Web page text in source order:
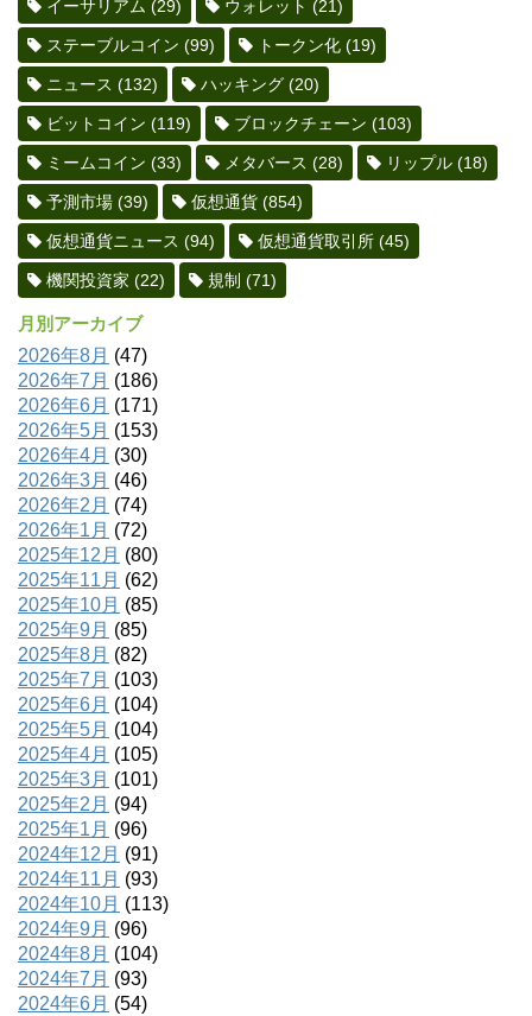
イーサリアム (29) ウォレット (21)
ステーブルコイン (99) トークン化 (19)
ニュース (132) ハッキング (20)
ビットコイン (119) ブロックチェーン (103)
ミームコイン (33) メタバース (28) リップル (18)
予測市場 (39) 仮想通貨 (854)
仮想通貨ニュース (94) 仮想通貨取引所 (45)
機関投資家 (22) 規制 (71)
月別アーカイブ
2026年8月 (47)
2026年7月 (186)
2026年6月 (171)
2026年5月 (153)
2026年4月 (30)
2026年3月 (46)
2026年2月 (74)
2026年1月 (72)
2025年12月 (80)
2025年11月 (62)
2025年10月 (85)
2025年9月 (85)
2025年8月 (82)
2025年7月 (103)
2025年6月 (104)
2025年5月 (104)
2025年4月 (105)
2025年3月 (101)
2025年2月 (94)
2025年1月 (96)
2024年12月 (91)
2024年11月 (93)
2024年10月 (113)
2024年9月 (96)
2024年8月 (104)
2024年7月 (93)
2024年6月 (54)